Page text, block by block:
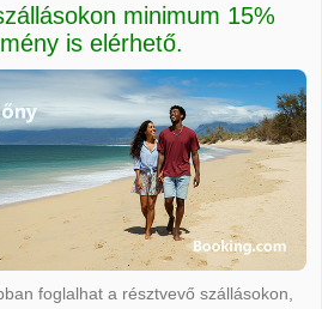
minimum 15%
is elérhető.
foglalhat a résztvevő szállásokon,